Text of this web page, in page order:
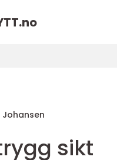
no
Johansen
sikt